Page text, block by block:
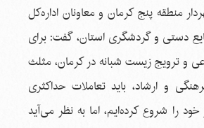
منطقه پنج کرمان و معاونان اداره‌کل
دستی و گردشگری استان، گفت: برای
و ترویج زیست شبانه در کرمان، مثلث
و ارشاد، باید تعاملات حداکثری
خود را شروع کرده‌ایم، اما به نظر می‌آید